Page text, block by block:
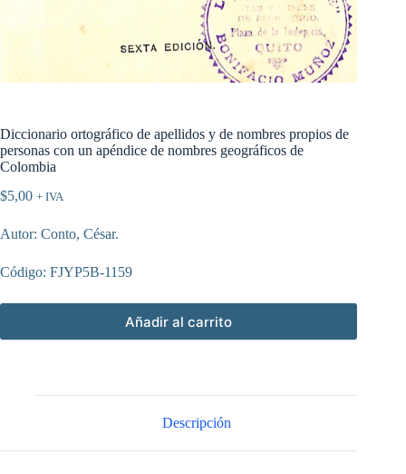
Diccionario ortográfico de apellidos y de nombres propios de
personas con un apéndice de nombres geográficos de
Colombia
$5,00 + IVA
Autor: Conto, César.
Código: FJYP5B-1159
Añadir al carrito
Descripción